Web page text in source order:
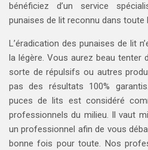
bénéficiez d’un service
punaises de lit reconnu dans toute
L’éradication des punaises de lit
la légère. Vous aurez beau tenter
sorte de répulsifs ou autres
pas des résultats 100%
puces de lits est considéré
professionnels du milieu. Il vaut
un professionnel afin de vous
bonne fois pour toute. Nos